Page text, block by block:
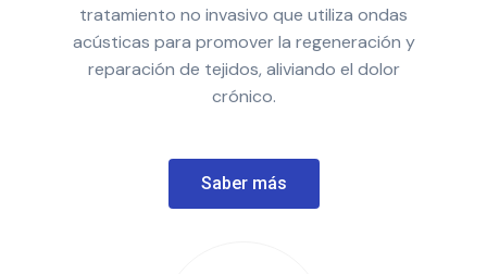
tratamiento no invasivo que utiliza ondas
acústicas para promover la regeneración y
reparación de tejidos, aliviando el dolor
crónico.
Saber más